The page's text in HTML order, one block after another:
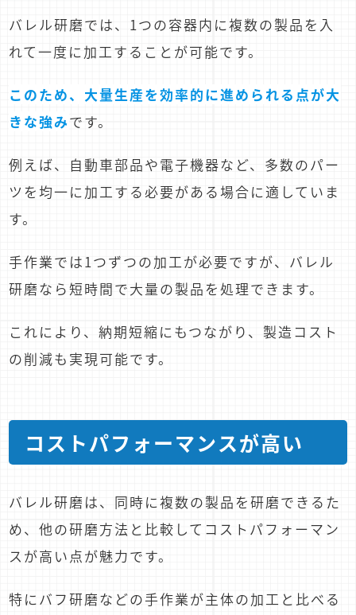
バレル研磨では、1つの容器内に複数の製品を入
れて一度に加工することが可能です。
このため、大量生産を効率的に進められる点が大
きな強みです。
例えば、自動車部品や電子機器など、多数のパー
ツを均一に加工する必要がある場合に適していま
す。
手作業では1つずつの加工が必要ですが、バレル
研磨なら短時間で大量の製品を処理できます。
これにより、納期短縮にもつながり、製造コスト
の削減も実現可能です。
コストパフォーマンスが高い
バレル研磨は、同時に複数の製品を研磨できるた
め、他の研磨方法と比較してコストパフォーマン
スが高い点が魅力です。
特にバフ研磨などの手作業が主体の加工と比べる